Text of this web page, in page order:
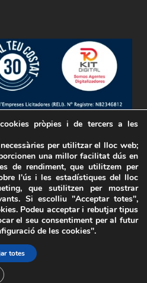
Electrònic d’Empreses
PasSolutions
pròpies i de tercers a les
per utilitzar el lloc web;
una millor facilitat dús en
de rendiment, que utilitzem per
l'ús i les estadístiques del lloc
que sutilitzen per mostrar
Si escolliu "Acceptar totes",
Podeu acceptar i rebutjar tipus
el seu consentiment per al futur
de les cookies".
totes